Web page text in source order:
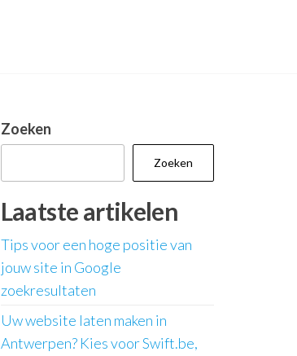
Zoeken
Zoeken
Laatste artikelen
Tips voor een hoge positie van
jouw site in Google
zoekresultaten
Uw website laten maken in
Antwerpen? Kies voor Swift.be,